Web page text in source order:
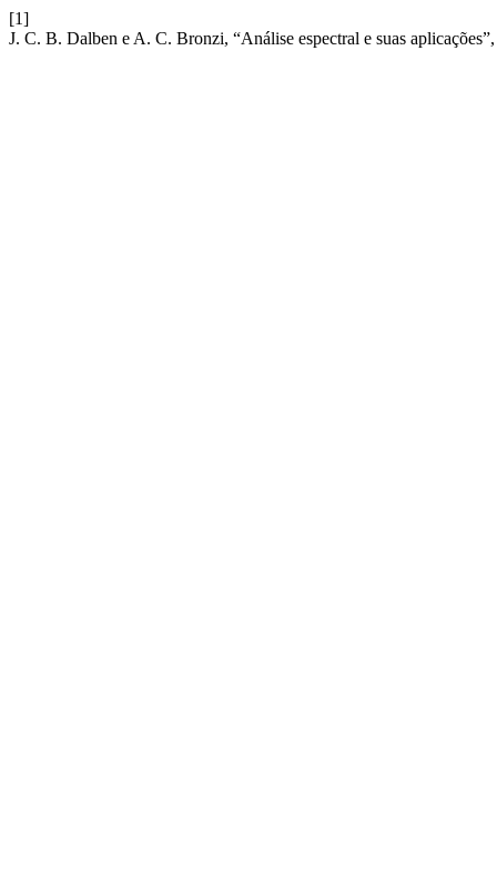
[1]
J. C. B. Dalben e A. C. Bronzi, “Análise espectral e suas